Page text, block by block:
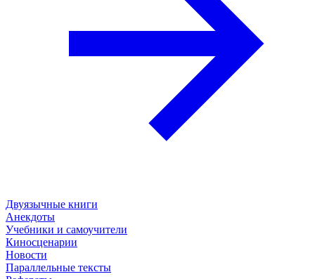
Двуязычные книги
Анекдоты
Учебники и самоучители
Киносценарии
Новости
Параллельные тексты